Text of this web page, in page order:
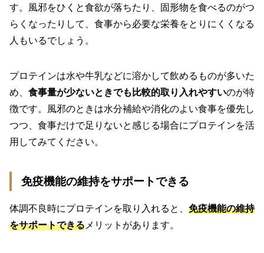
す。風邪をひくと食欲が落ちたり、固形物を食べるのがつ
らくなったりして、食事から必要な栄養をとりにくくなる
人もいるでしょう。
プロテインは水や牛乳などに溶かして飲めるものが多いた
め、 食事量が少ないときでも比較的取り入れやすいのが特
徴です。風邪のときは水分補給や消化のよい食事を優先し
つつ、食事だけで足りないと感じる場合にプロテインを活
用してみてください。
免疫機能の維持をサポートできる
体調不良時にプロテインを取り入れると、 免疫機能の維持
をサポートできる メリットがあります。